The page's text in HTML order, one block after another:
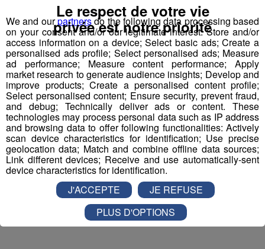
We and ourpartnersdo the following data processing based
on your consent and/or our legitimate interest: Store and/or
access information on a device; Select basic ads; Create a
personalised ads profile; Select personalised ads; Measure
ad performance; Measure content performance; Apply
market research to generate audience insights; Develop and
improve products; Create a personalised content profile;
Select personalised content; Ensure security, prevent fraud,
and debug; Technically deliver ads or content. These
technologies may process personal data such as IP address
and browsing data to offer following functionalities: Actively
scan device characteristics for identification; Use precise
geolocation data; Match and combine offline data sources;
Link different devices; Receive and use automatically-sent
device characteristics for identification.
Le respect de votre vie
privée est notre priorité
J'ACCEPTE
JE REFUSE
PLUS D'OPTIONS